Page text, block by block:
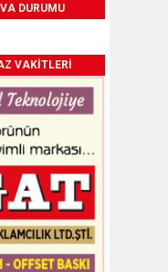
DURUMU
VAKİTLERİ